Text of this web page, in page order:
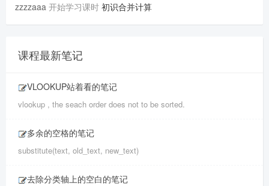
zzzzaaa 开始学习课时 初识合并计算
课程最新笔记
VLOOKUP站着看的笔记
vlookup , the seach order does not to be sorted.
多余的空格的笔记
substitute(text, old_text, new_text)
去除分类轴上的空白的笔记